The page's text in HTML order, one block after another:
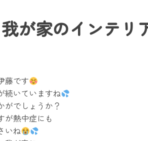
我が家のインテリ
藤です
続いていますね
がでしょうか？
が熱中症にも
いね